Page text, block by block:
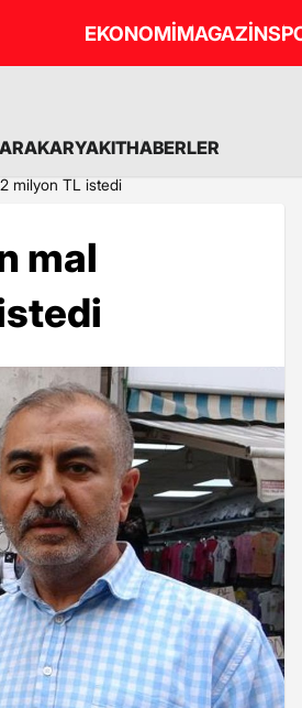
EKONOMİMAGAZİN
AKARYAKITHABERLER
milyon TL istedi
mal